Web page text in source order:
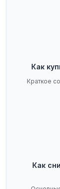
Как
Краткое
Как